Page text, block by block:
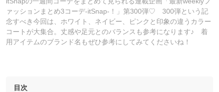
ァッションまとめ3コーデ-itSnap-！」第300弾♡ 300弾という記
念すべき今回は、ホワイト、ネイビー、ピンクと印象の違うカラー
コートが大集合。丈感や足元とのバランスも参考になります♪ 着
用アイテムのブランド名もぜひ参考にしてみてくださいね！
目次